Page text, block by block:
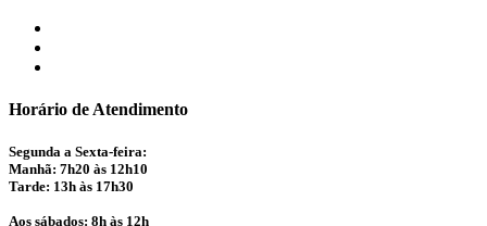
Horário de Atendimento
Segunda a Sexta-feira:
Manhã: 7h20 às 12h10
Tarde: 13h às 17h30
Aos sábados: 8h às 12h